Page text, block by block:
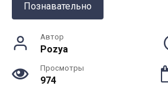
Познавательно
Автор
Pozya
Просмотры
974